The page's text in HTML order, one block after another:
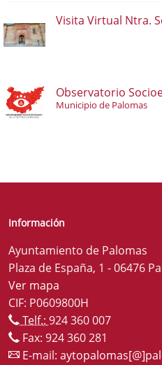
Visita Virtual Ntra.
Observatorio
Municipio de Palomas
Información
Ayuntamiento de Palomas
Plaza de España, 1 - 06476
Ver mapa
CIF: P0609800H
Telf.: 924 360 007
Fax: 924 360 281
E-mail: